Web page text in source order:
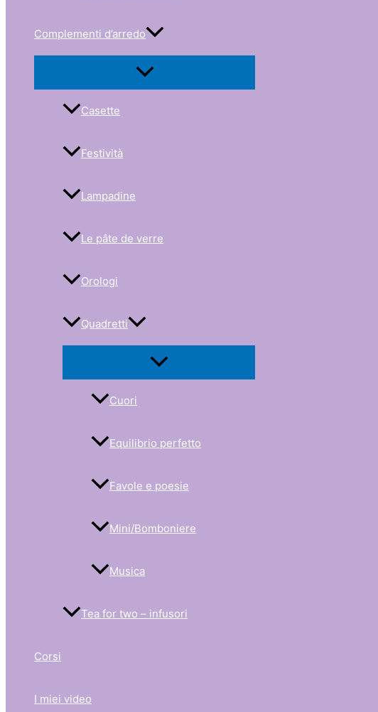
Complementi d’arredo
Casette
Festività
Lampadine
Le pâte de verre
Orologi
Quadretti
Cuori
Equilibrio perfetto
Favole e poesie
Mini/Bomboniere
Musica
Tea for two – infusori
Corsi
I miei video